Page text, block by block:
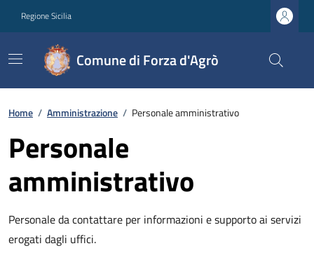
Regione Sicilia
Comune di Forza d'Agrò
Home / Amministrazione / Personale amministrativo
Personale
amministrativo
Personale da contattare per informazioni e supporto ai servizi
erogati dagli uffici.